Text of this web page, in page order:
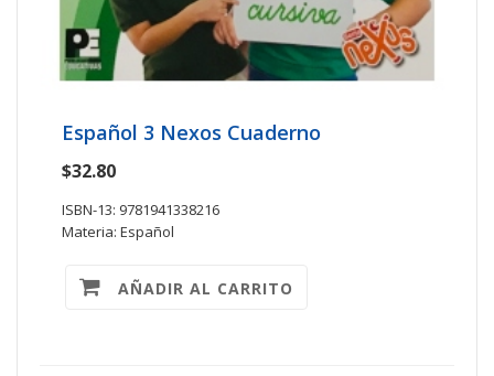
Español 3 Nexos Cuaderno
$32.80
ISBN-13: 9781941338216
Materia: Español
AÑADIR AL CARRITO